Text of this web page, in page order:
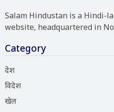
Salam Hindustan is a Hindi-
website, headquartered in
Category
देश
विदेश
खेल